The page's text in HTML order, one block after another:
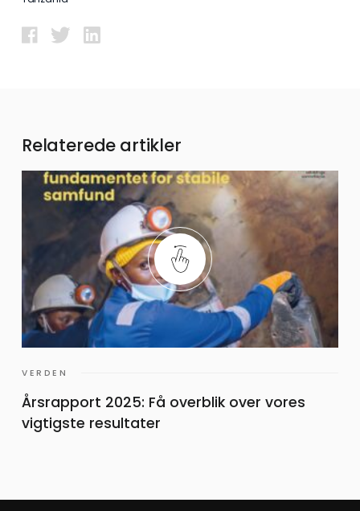
Relaterede artikler
VERDEN
Årsrapport 2025: Få overblik over vores
vigtigste resultater